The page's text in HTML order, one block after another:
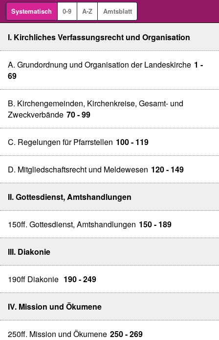
Systematisch 0-9 A-Z Amtsblatt
I. Kirchliches Verfassungsrecht und Organisation
A. Grundordnung und Organisation der Landeskirche 1 -
69
B. Kirchengemeinden, Kirchenkreise, Gesamt- und
Zweckverbände 70 - 99
C. Regelungen für Pfarrstellen 100 - 119
D. Mitgliedschaftsrecht und Meldewesen 120 - 149
II. Gottesdienst, Amtshandlungen
150ff. Gottesdienst, Amtshandlungen 150 - 189
III. Diakonie
190ff Diakonie 190 - 249
IV. Mission und Ökumene
250ff. Mission und Ökumene 250 - 269